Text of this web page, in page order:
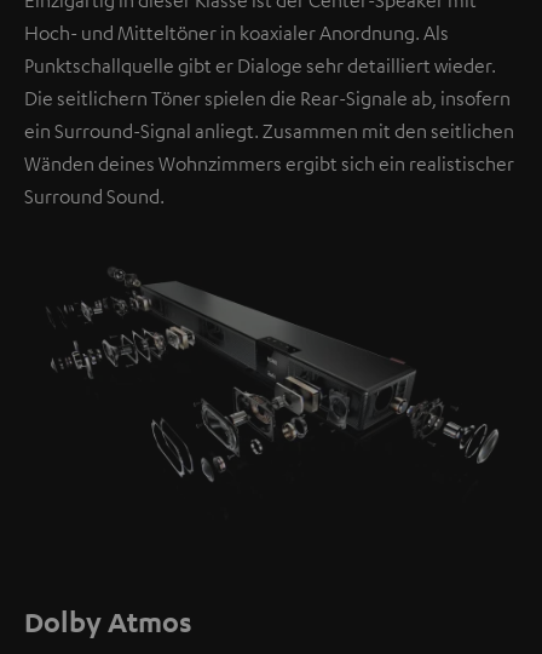
Hoch- und Mitteltöner in koaxialer Anordnung. Als
Punktschallquelle gibt er Dialoge sehr detailliert wieder.
Die seitlichern Töner spielen die Rear-Signale ab, insofern
ein Surround-Signal anliegt. Zusammen mit den seitlichen
Wänden deines Wohnzimmers ergibt sich ein realistischer
Surround Sound.
Dolby Atmos